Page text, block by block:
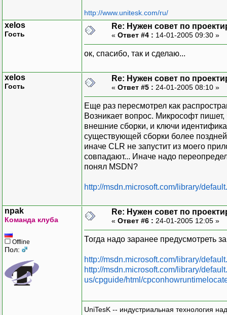
http://www.unitesk.com/ru/
xelos
Гость
Re: Нужен совет по
« Ответ #4 : 14-01-2005 09:30 »
ок, спасибо, так и сделаю...
xelos
Гость
Re: Нужен совет по
« Ответ #5 : 24-01-2005 08:10 »
Еще раз пересмотрел как
Возникает вопрос. Микрософт
внешние сборки, и ключи
существующей сборки более
иначе CLR не запустит из моего
совпадают... Иначе надо
понял MSDN?
http://msdn.microsoft.com/library/
npak
Команда клуба
Offline
Пол:
Re: Нужен совет по
« Ответ #6 : 24-01-2005 12:05 »
Тогда надо заранее предусмотреть
http://msdn.microsoft.com/library/
http://msdn.microsoft.com/library/
us/cpguide/html/
UniTesK -- индустриальная технология